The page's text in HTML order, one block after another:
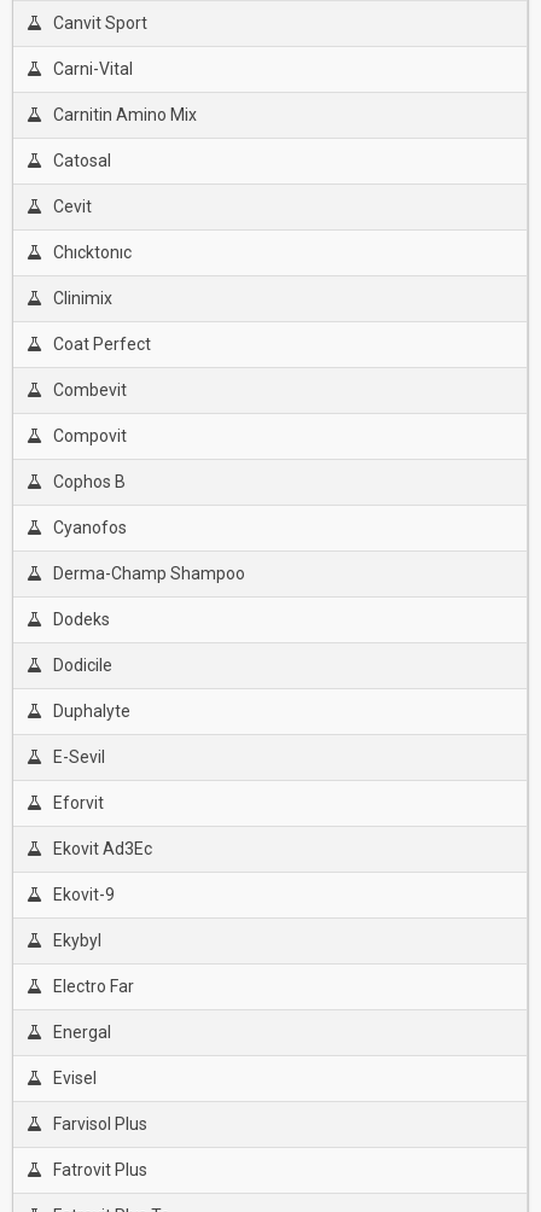
Canvit Sport
Carni-Vital
Carnitin Amino Mix
Catosal
Cevit
Chıcktonıc
Clinimix
Coat Perfect
Combevit
Compovit
Cophos B
Cyanofos
Derma-Champ Shampoo
Dodeks
Dodicile
Duphalyte
E-Sevil
Eforvit
Ekovit Ad3Ec
Ekovit-9
Ekybyl
Electro Far
Energal
Evisel
Farvisol Plus
Fatrovit Plus